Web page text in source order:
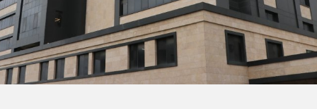
български
Français
Español
Italiano